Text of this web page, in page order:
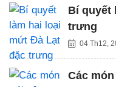
Bí quyết
trưng
04 Th12,
Các